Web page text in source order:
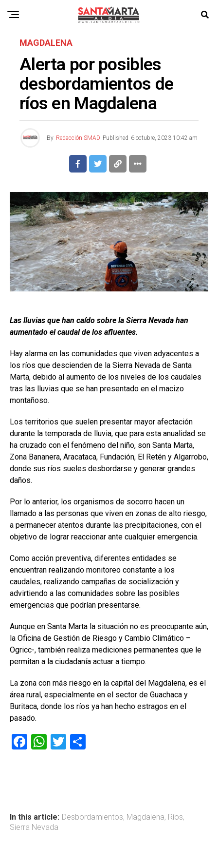
MAGDALENA
Alerta por posibles
desbordamientos de
ríos en Magdalena
By Redacción SMAD Published 6 octubre, 2023 10:42 am
Las lluvias que han caído sobre la Sierra Nevada han
aumentado el caudal de los afluentes.
Hay alarma en las comunidades que viven adyacentes a
los ríos que descienden de la Sierra Nevada de Santa
Marta, debido al aumento de los niveles de los caudales
tras las lluvias que se han presentado en el macizo
montañoso.
Los territorios que suelen presentar mayor afectación
durante la temporada de lluvia, que para esta anualidad se
ha cruzado con el fenómeno del niño, son Santa Marta,
Zona Bananera, Aracataca, Fundación, El Retén y Algarrobo,
donde sus ríos sueles desbordarse y generar grandes
daños.
Por lo anterior, los organismos de socorro hacen un
llamado a las personas que viven en zonas de alto riesgo,
a permanecer atentos durante las precipitaciones, con el
objetivo de lograr reaccionar ante cualquier emergencia.
Como acción preventiva, diferentes entidades se
encuentran realizando monitoreo constante a los
caudales, realizando campañas de socialización y
advirtiendo a las comunidades sobre las posibles
emergencias que podrían presentarse.
Aunque en Santa Marta la situación no es preocupante aún,
la Oficina de Gestión de Riesgo y Cambio Climático –
Ogricc-, también realiza mediciones permanentes que le
permitan a la ciudadanía actuar a tiempo.
La zona con más riesgo en la capital del Magdalena, es el
área rural, especialmente en el sector de Guachaca y
Buritaca, donde los ríos ya han hecho estragos en el
pasado.
F
ok
W
p
p
T
tir
In this article: Desbordamientos, Magdalena, Ríos,
Sierra Nevada